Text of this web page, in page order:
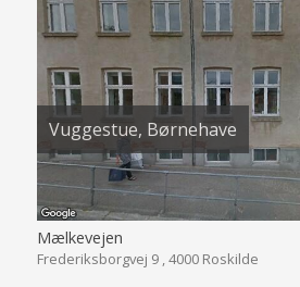
Vuggestue, Børnehave
Mælkevejen
Frederiksborgvej 9 , 4000 Roskilde